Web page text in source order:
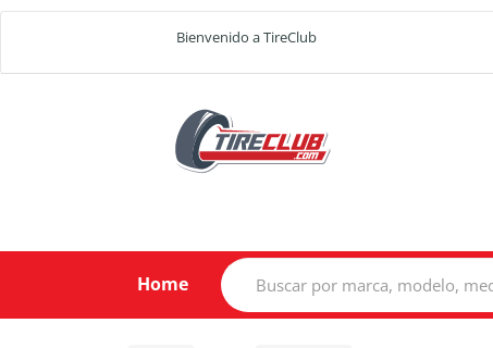
Bienvenido a TireClub
Home
Search
for: